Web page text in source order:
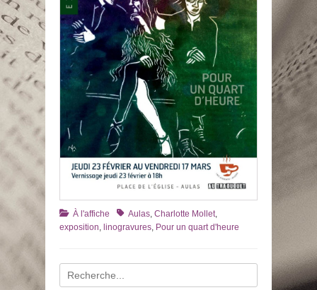
Catégories
À l'affiche TagsAulas Charlotte Mollet
exposition linogravures Pour un quart d'heure
Recherche
pour